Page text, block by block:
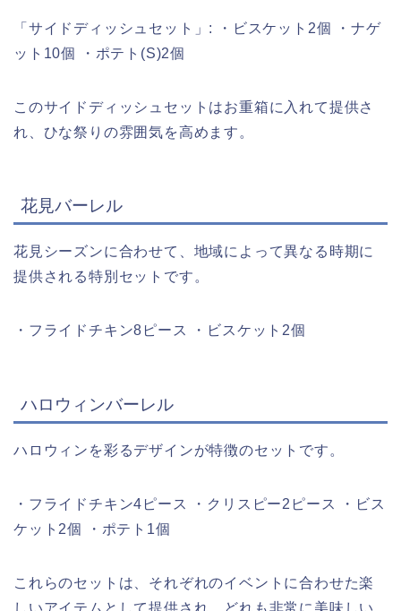
「サイドディッシュセット」: ・ビスケット2個 ・ナゲ
ット10個 ・ポテト(S)2個
このサイドディッシュセットはお重箱に入れて提供さ
れ、ひな祭りの雰囲気を高めます。
花見バーレル
花見シーズンに合わせて、地域によって異なる時期に
提供される特別セットです。
・フライドチキン8ピース ・ビスケット2個
ハロウィンバーレル
ハロウィンを彩るデザインが特徴のセットです。
・フライドチキン4ピース ・クリスピー2ピース ・ビス
ケット2個 ・ポテト1個
これらのセットは、それぞれのイベントに合わせた楽
しいアイテムとして提供され、どれも非常に美味しい